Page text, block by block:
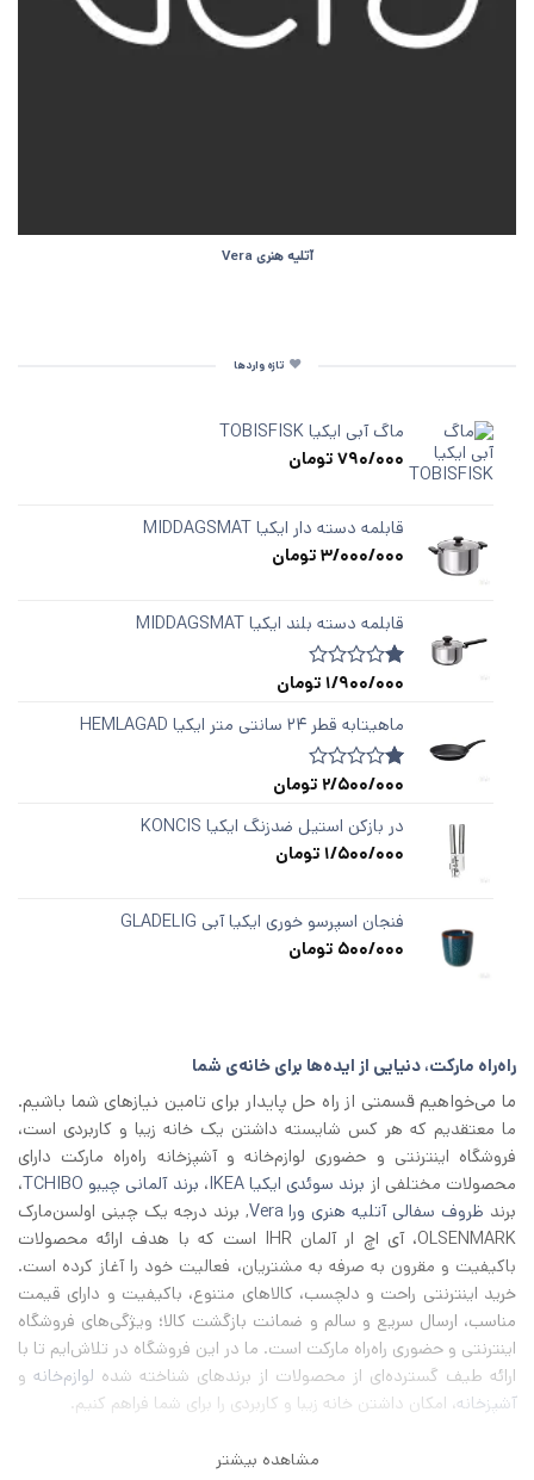
آتلیه هنری Vera
تازه واردها
ماگ آبی ایکیا TOBISFISK
790/000 تومان
قابلمه دسته ‌دار ایکیا MIDDAGSMAT
3/000/000 تومان
قابلمه دسته‌ بلند ایکیا MIDDAGSMAT
امتیازدهی
از
در
1
امتیازدهی
1/900/000 تومان
ماهیتابه قطر ۲۴ سانتی متر ایکیا HEMLAGAD
امتیازدهی
از
در
1
2/500/000 تومان
در بازکن استیل ضدزنگ ایکیا KONCIS
1/500/000 تومان
فنجان اسپرسو خوری ایکیا آبی GLADELIG
500/000 تومان
راه‌راه مارکت، دنیایی از ایده‌ها برای خانه‌ی شما
ما می‌خواهیم قسمتی از راه حل پایدار برای تامین نیازهای شما باشیم.
ما معتقدیم که هر کس شایسته داشتن یک خانه زیبا و کاربردی است،
فروشگاه اینترنتی و حضوری لوازم‌خانه و آشپزخانه راه‌راه مارکت دارای
محصولات مختلفی از برند سوئدی ایکیا IKEA ، برند آلمانی چیبو TCHIBO
،
برند ظروف سفالی آتلیه هنری ورا Vera
, برند درجه یک چینی اولسن‌مارک
OLSENMARK، آی اچ‌ ار آلمان IHR است که با هدف ارائه محصولات
باکیفیت و مقرون به صرفه به مشتریان، فعالیت خود را آغاز کرده است.
خرید اینترنتی راحت و دلچسب، کالاهای متنوع، باکیفیت و دارای قیمت
مناسب، ارسال سریع و سالم و ضمانت بازگشت کالا؛ ویژگی‌های فروشگاه
اینترنتی و حضوری راه‌راه مارکت است. ما در این فروشگاه در تلاش‌ایم تا با
ارائه طیف گسترده‌ای از محصولات از برند‌های شناخته شده لوازم‌خانه و
آشپزخانه، امکان داشتن خانه زیبا و کاربردی را برای شما فراهم کنیم.
مشاهده بیشتر